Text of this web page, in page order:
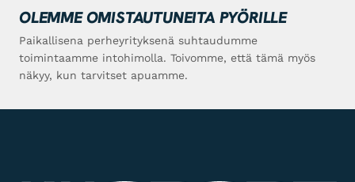
OLEMME OMISTAUTUNEITA PYÖRILLE
Paikallisena perheyrityksenä suhtaudumme
toimintaamme intohimolla. Toivomme, että tämä myös
näkyy, kun tarvitset apuamme.